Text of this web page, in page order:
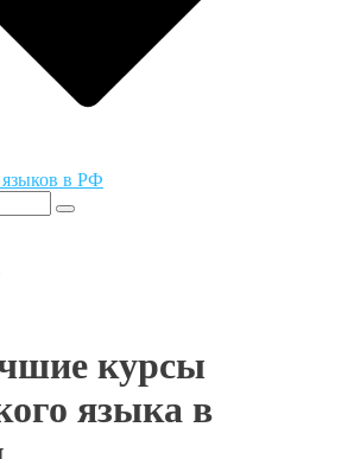
в РФ
курсы
языка в